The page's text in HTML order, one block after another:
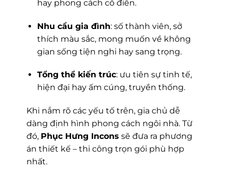
hay phong cách cổ điển.
Nhu cầu gia đình: số thành viên, sở
thích màu sắc, mong muốn về không
gian sống tiện nghi hay sang trọng.
Tổng thể kiến trúc: ưu tiên sự tinh tế,
hiện đại hay ấm cúng, truyền thống.
Khi nắm rõ các yếu tố trên, gia chủ dễ
dàng định hình phong cách ngôi nhà. Từ
đó, Phục Hưng Incons sẽ đưa ra phương
án thiết kế – thi công trọn gói phù hợp
nhất.